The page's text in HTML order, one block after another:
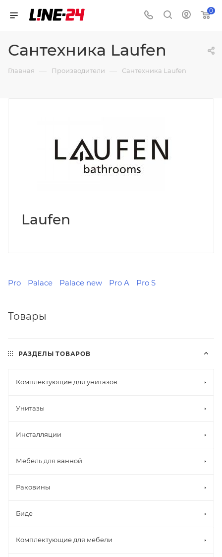
0
Сантехника Laufen
Главная — Производители — Сантехника Laufen
Laufen
Pro Palace Palace new Pro A Pro S
Товары
РАЗДЕЛЫ ТОВАРОВ
Комплектующие для унитазов
Унитазы
Инсталляции
Мебель для ванной
Раковины
Биде
Комплектующие для мебели